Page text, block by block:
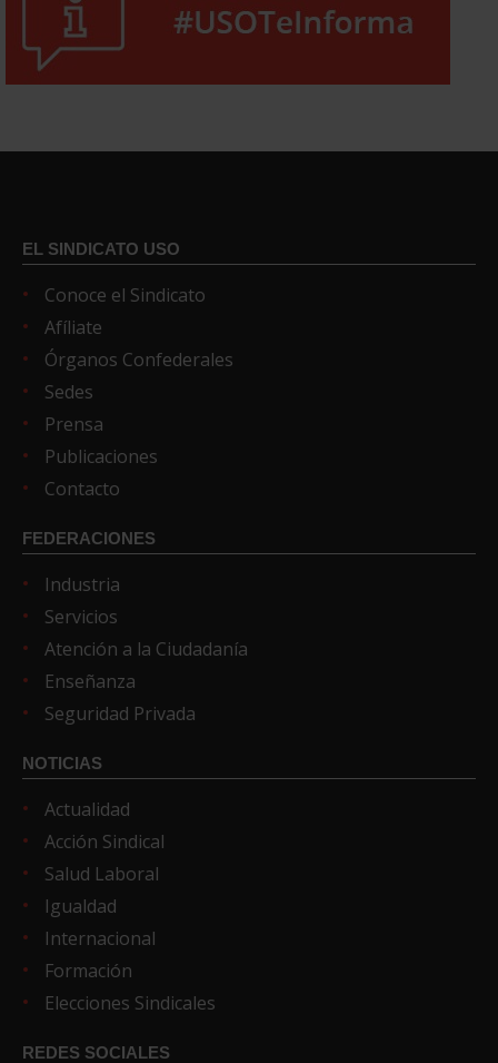
EL SINDICATO USO
Conoce el Sindicato
Afíliate
Órganos Confederales
Sedes
Prensa
Publicaciones
Contacto
FEDERACIONES
Industria
Servicios
Atención a la Ciudadanía
Enseñanza
Seguridad Privada
NOTICIAS
Actualidad
Acción Sindical
Salud Laboral
Igualdad
Internacional
Formación
Elecciones Sindicales
REDES SOCIALES